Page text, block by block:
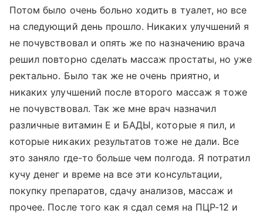
Потом было очень больно ходить в туалет, но все
на следующий день прошло. Никаких улучшений я
не почувствовал и опять же по назначению врача
решил повторно сделать массаж простаты, но уже
ректально. Было так же не очень приятно, и
никаких улучшений после второго массаж я тоже
не почувствовал. Так же мне врач назначил
различные витамин Е и БАДЫ, которые я пил, и
которые никаких результатов тоже не дали. Все
это заняло где-то больше чем полгода. Я потратил
кучу денег и време на все эти консультации,
покупку препаратов, сдачу анализов, массаж и
прочее. После того как я сдал семя на ПЦР-12 и